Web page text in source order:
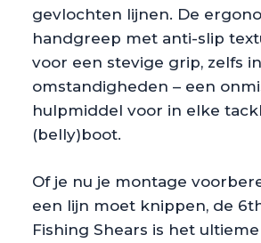
gevlochten lijnen. De
handgreep met anti-slip
voor een stevige grip, zelfs
omstandigheden – een
hulpmiddel voor in elke
(belly)boot.
Of je nu je montage
een lijn moet knippen, de
Fishing Shears is het ultieme